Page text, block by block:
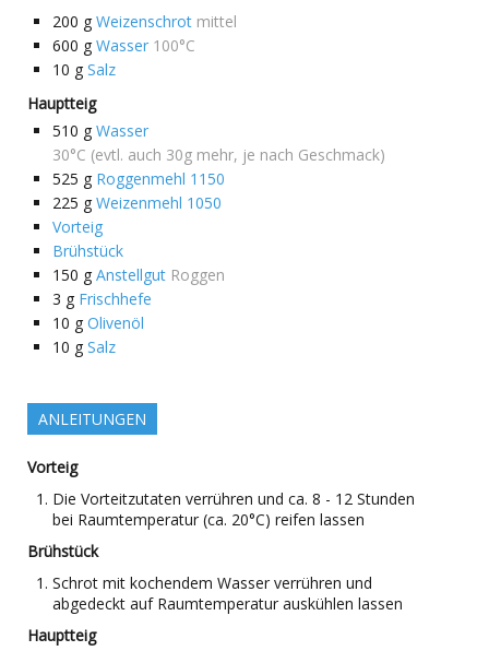
200 g Weizenschrot mittel
600 g Wasser 100°C
10 g Salz
Hauptteig
510 g Wasser
30°C (evtl. auch 30g mehr, je nach Geschmack)
525 g Roggenmehl 1150
225 g Weizenmehl 1050
Vorteig
Brühstück
150 g Anstellgut Roggen
3 g Frischhefe
10 g Olivenöl
10 g Salz
ANLEITUNGEN
Vorteig
Die Vorteitzutaten verrühren und ca. 8 - 12 Stunden
bei Raumtemperatur (ca. 20°C) reifen lassen
Brühstück
Schrot mit kochendem Wasser verrühren und
abgedeckt auf Raumtemperatur auskühlen lassen
Hauptteig